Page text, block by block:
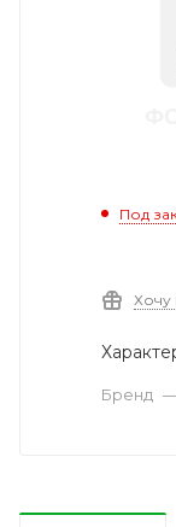
Под
Хочу
Бренд